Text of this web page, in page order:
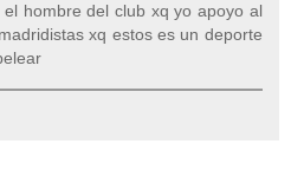
hombre del club xq yo apoyo al
xq estos es un deporte